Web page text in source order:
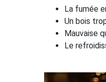
La fumée
Un bois
Mauvaise
Le